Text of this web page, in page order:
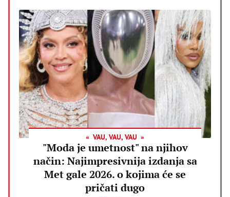
VAU, VAU, VAU
"Moda je umetnost" na njihov
način: Najimpresivnija izdanja sa
Met gale 2026. o kojima će se
pričati dugo